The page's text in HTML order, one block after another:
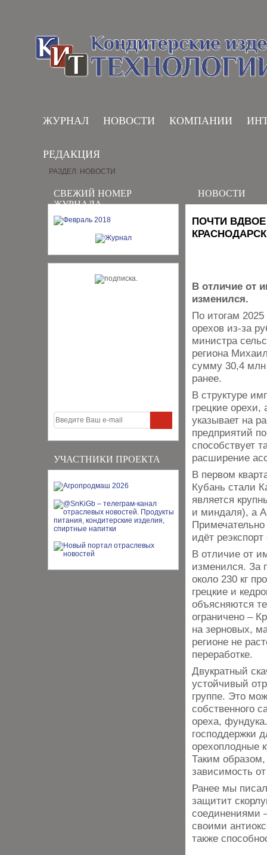
ЖУРНАЛ НОВОСТИ КОМПАНИИ
РЕДАКЦИЯ
СВЕЖИЙ НОМЕР
ЖУРНАЛА
УЧАСТНИКИ ПРОЕКТА
РАЗДЕЛ: НОВОСТИ
НОВОСТИ
ПОЧТИ
В отличие от
изменился.
По итогам 2025
орехов из-за
министра
региона
сумму 30,4
ранее.
В структуре
грецкие орехи,
указывает на
предприятий
способствует
расширение
В первом
Кубань стали
является
и миндаля), а
Примечательно
идёт
В отличие от
изменился. За
около 230 кг
грецкие и
объясняются
ограничено –
на зерновых,
регионе не
переработке.
Двукратный
устойчивый
группе. Это
собственного
ореха,
господдержки
орехоплодные
Таким
зависимость
Ранее мы
защитит
соединениями
своими
также